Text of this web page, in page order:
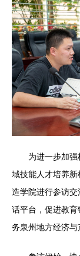
为进一步加
域技能人才培养
造学院进行参访
话平台，促进教
务泉州地方经济与